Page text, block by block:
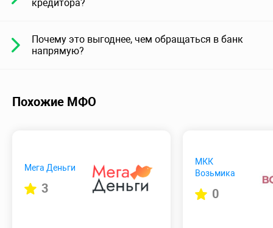
кредитора?
Почему это выгоднее, чем обращаться в банк
напрямую?
Похожие МФО
Мега Деньги
3
МКК
Возьмика
0